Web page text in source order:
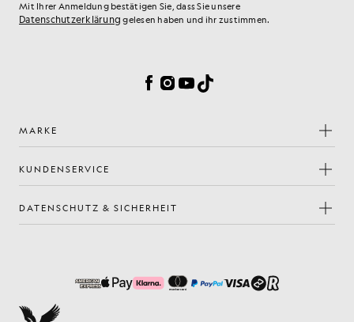
Mit Ihrer Anmeldung bestätigen Sie, dass Sie unsere
Datenschutzerklärung gelesen haben und ihr zustimmen.
Facebook
Instagram
YouTube
TikTok
MARKE
KUNDENSERVICE
DATENSCHUTZ & SICHERHEIT